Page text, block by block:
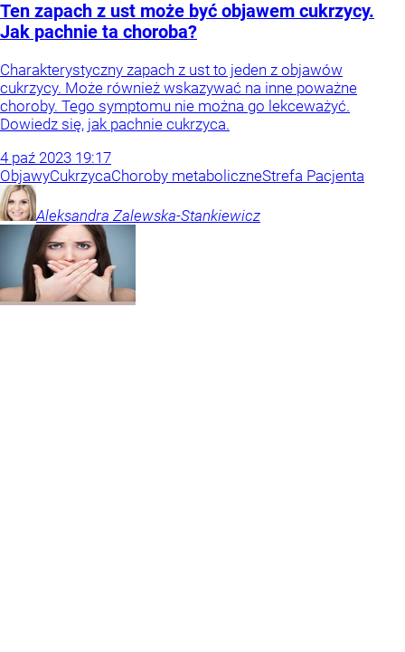
Ten zapach z ust może być objawem cukrzycy.
Jak pachnie ta choroba?
Charakterystyczny zapach z ust to jeden z objawów
cukrzycy. Może również wskazywać na inne poważne
choroby. Tego symptomu nie można go lekceważyć.
Dowiedz się, jak pachnie cukrzyca.
4 paź 2023 19:17
ObjawyCukrzycaChoroby metaboliczneStrefa Pacjenta
Aleksandra Zalewska-Stankiewicz